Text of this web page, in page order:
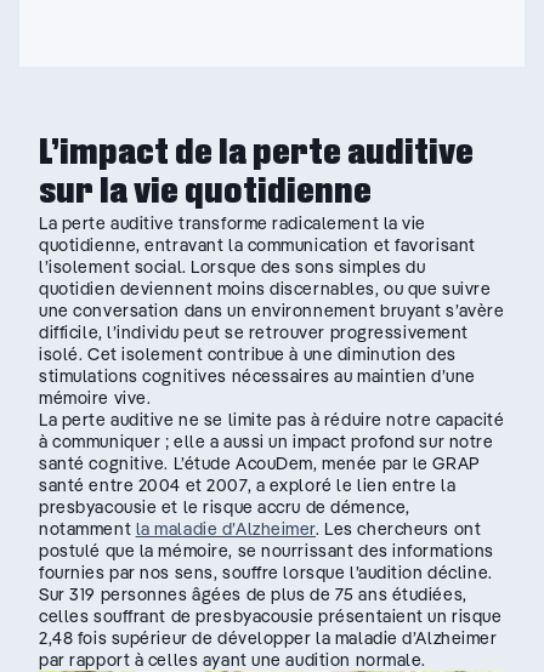
L’impact de la perte auditive
sur la vie quotidienne
La perte auditive transforme radicalement la vie
quotidienne, entravant la communication et favorisant
l’isolement social. Lorsque des sons simples du
quotidien deviennent moins discernables, ou que suivre
une conversation dans un environnement bruyant s’avère
difficile, l’individu peut se retrouver progressivement
isolé. Cet isolement contribue à une diminution des
stimulations cognitives nécessaires au maintien d’une
mémoire vive.
La perte auditive ne se limite pas à réduire notre capacité
à communiquer ; elle a aussi un impact profond sur notre
santé cognitive. L’étude AcouDem, menée par le GRAP
santé entre 2004 et 2007, a exploré le lien entre la
presbyacousie et le risque accru de démence,
notamment la maladie d’Alzheimer. Les chercheurs ont
postulé que la mémoire, se nourrissant des informations
fournies par nos sens, souffre lorsque l’audition décline.
Sur 319 personnes âgées de plus de 75 ans étudiées,
celles souffrant de presbyacousie présentaient un risque
2,48 fois supérieur de développer la maladie d’Alzheimer
par rapport à celles ayant une audition normale.